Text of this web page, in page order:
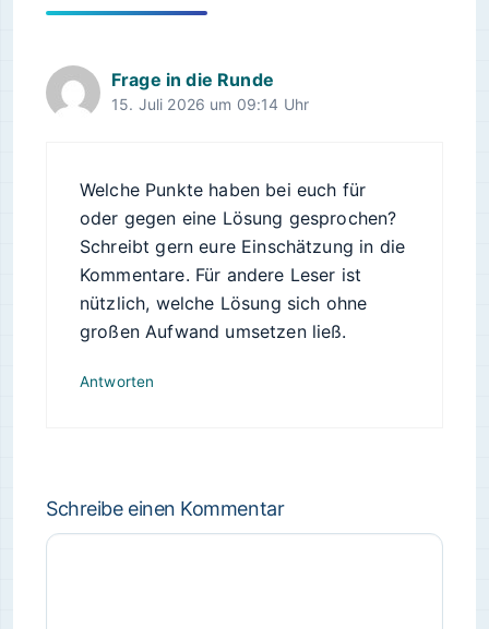
Frage in die Runde
15. Juli 2026 um 09:14 Uhr
Welche Punkte haben bei euch für
oder gegen eine Lösung gesprochen?
Schreibt gern eure Einschätzung in die
Kommentare. Für andere Leser ist
nützlich, welche Lösung sich ohne
großen Aufwand umsetzen ließ.
Antworten
Schreibe einen Kommentar
Kommentar